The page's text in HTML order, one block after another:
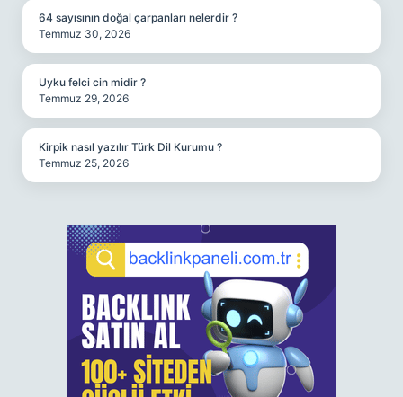
64 sayısının doğal çarpanları nelerdir ?
Temmuz 30, 2026
Uyku felci cin midir ?
Temmuz 29, 2026
Kirpik nasıl yazılır Türk Dil Kurumu ?
Temmuz 25, 2026